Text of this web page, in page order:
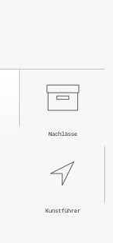
Nachlässe
Kunstführer